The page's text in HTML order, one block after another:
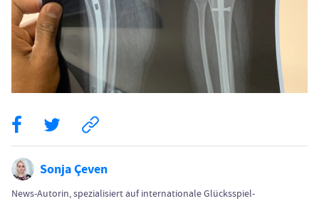
Sonja Çeven
News-Autorin, spezialisiert auf internationale Glücksspiel-